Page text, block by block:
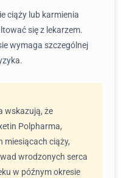
ciąży lub karmienia
się z lekarzem.
wymaga szczególnej
wskazują, że
Polpharma,
miesiącach ciąży,
wrodzonych serca
w późnym okresie